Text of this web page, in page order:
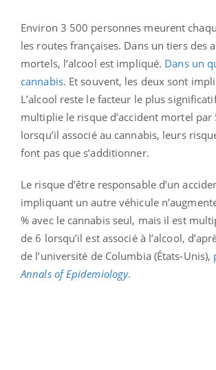
Environ 3 500 personnes meurent
les routes françaises. Dans un tiers des
mortels, l’alcool est impliqué. Dans un
cannabis. Et souvent, les deux sont
L’alcool reste le facteur le plus
multiplie le risque d’accident mortel par
lorsqu’il associé au cannabis, leurs
font pas que s’additionner.
Le risque d’être responsable d’un
impliquant un autre véhicule
% avec le cannabis seul, mais il est
de 6 lorsqu’il est associé à l’alcool,
de l’université de Columbia (États-Unis),
Annals of Epidemiology.